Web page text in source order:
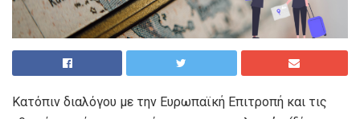
Κατόπιν διαλόγου με την Ευρωπαϊκή Επιτροπή και τις